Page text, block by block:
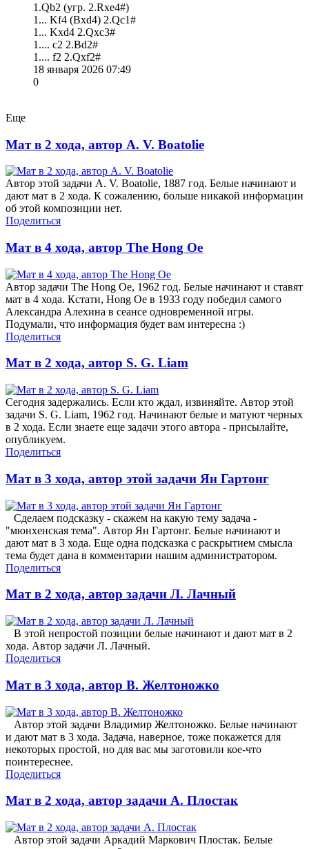
1.Qb2 (угр. 2.Rxe4#)
1... Kf4 (Bxd4) 2.Qc1#
1... Kxd4 2.Qxc3#
1.... c2 2.Bd2#
1.... f2 2.Qxf2#
18 января 2026 07:49
0
Еще
Мат в 2 хода, автор A. V. Boatolie
Автор этой задачи A. V. Boatolie, 1887 год. Белые начинают и
дают мат в 2 хода. К сожалению, больше никакой информации
об этой композиции нет.
Поделиться
Мат в 4 хода, автор The Hong Oe
Автор задачи The Hong Oe, 1962 год. Белые начинают и ставят
мат в 4 хода. Кстати, Hong Oe в 1933 году победил самого
Александра Алехина в сеансе одновременной игры.
Подумали, что информация будет вам интересна :)
Поделиться
Мат в 2 хода, автор S. G. Liam
Сегодня задержались. Если кто ждал, извиняйте. Автор этой
задачи S. G. Liam, 1962 год. Начинают белые и матуют черных
в 2 хода. Если знаете еще задачи этого автора - присылайте,
опубликуем.
Поделиться
Мат в 3 хода, автор этой задачи Ян Гартонг
Сделаем подсказку - скажем на какую тему задача -
"мюнхенская тема". Автор Ян Гартонг. Белые начинают и
дают мат в 3 хода. Еще одна подсказка с раскрытием смысла
тема будет дана в комментарии нашим администратором.
Поделиться
Мат в 2 хода, автор задачи Л. Лачный
В этой непростой позиции белые начинают и дают мат в 2
хода. Автор задачи Л. Лачный.
Поделиться
Мат в 3 хода, автор В. Желтоножко
Автор этой задачи Владимир Желтоножко. Белые начинают
и дают мат в 3 хода. Задача, наверное, тоже покажется для
некоторых простой, но для вас мы заготовили кое-что
поинтереснее.
Поделиться
Мат в 2 хода, автор задачи А. Плостак
Автор этой задачи Аркадий Маркович Плостак. Белые